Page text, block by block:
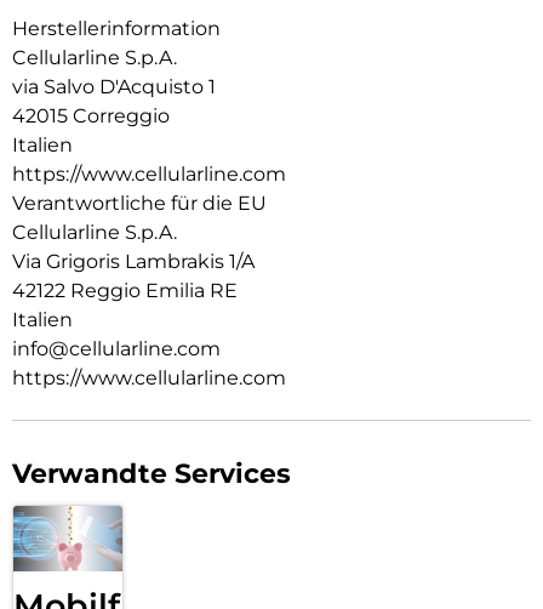
Herstellerinformation
Cellularline S.p.A.
via Salvo D'Acquisto 1
42015 Correggio
Italien
https://www.cellularline.com
Verantwortliche für die EU
Cellularline S.p.A.
Via Grigoris Lambrakis 1/A
42122 Reggio Emilia RE
Italien
info@cellularline.com
https://www.cellularline.com
Verwandte Services